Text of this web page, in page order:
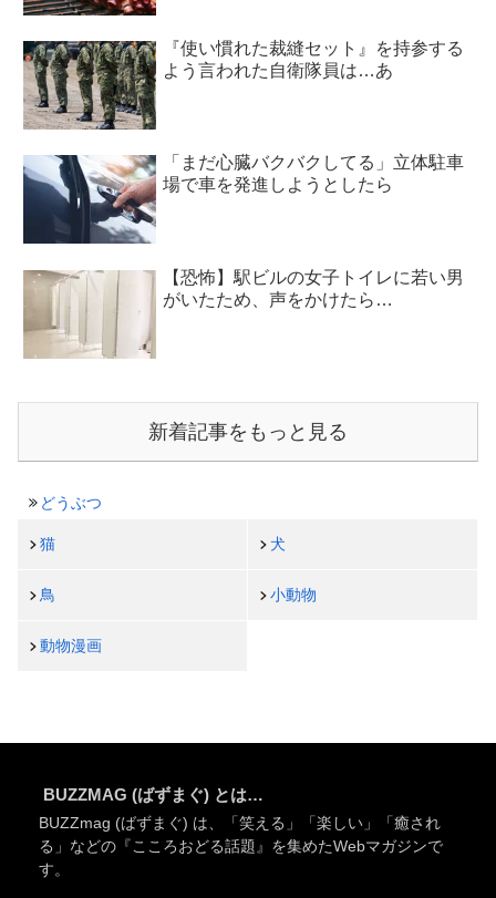
『使い慣れた裁縫セット』を持参する
よう言われた自衛隊員は…あ
「まだ心臓バクバクしてる」立体駐車
場で車を発進しようとしたら
【恐怖】駅ビルの女子トイレに若い男
がいたため、声をかけたら…
新着記事をもっと見る
どうぶつ
猫 犬
鳥 小動物
動物漫画
BUZZMAG (ばずまぐ) とは…
BUZZmag (ばずまぐ) は、「笑える」「楽しい」「癒され
る」などの『こころおどる話題』を集めたWebマガジンで
す。